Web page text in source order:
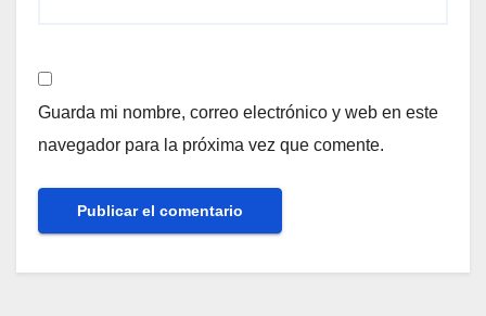
Guarda mi nombre, correo electrónico y web en este
navegador para la próxima vez que comente.